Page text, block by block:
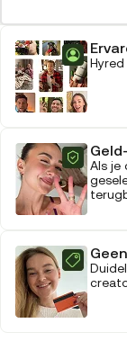
Hyred
Als je